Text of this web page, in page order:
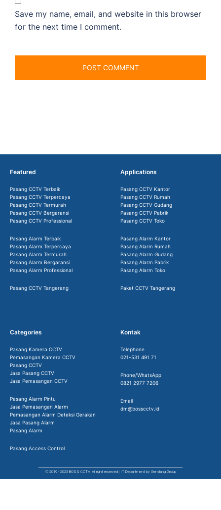
Save my name, email, and website in this browser
for the next time I comment.
Featured
Pasang CCTV Terbaik
Pasang CCTV Terpercaya
Pasang CCTV Termurah
Pasang CCTV Bergaransi
Pasang CCTV Professional
Pasang Alarm Terbaik
Pasang Alarm Terpercaya
Pasang Alarm Termurah
Pasang Alarm Bergaransi
Pasang Alarm Professional
Pasang CCTV Tangerang
Applications
Pasang CCTV Kantor
Pasang CCTV Rumah
Pasang CCTV Gudang
Pasang CCTV Pabrik
Pasang CCTV Toko
Pasang Alarm Kantor
Pasang Alarm Rumah
Pasang Alarm Gudang
Pasang Alarm Pabrik
Pasang Alarm Toko
Paket CCTV Tangerang
Categories
Pasang Kamera CCTV
Pemasangan Kamera CCTV
Pasang CCTV
Jasa Pasang CCTV
Jasa Pemasangan CCTV
Pasang Alarm Pintu
Jasa Pemasangan Alarm
Pemasangan Alarm Deteksi Gerakan
Jasa Pasang Alarm
Pasang Alarm
Pasang Access Control
Kontak
Telephone
021-531 491 71
Phone/WhatsApp
0821 2977 7206
Email
dm@bosscctv.id
© 2019 - 2023 BOSS CCTV. All right reserved | IT Department by Gemilang Group